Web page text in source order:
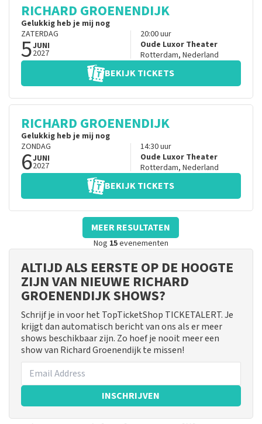
RICHARD GROENENDIJK
Gelukkig heb je mij nog
ZATERDAG
5JUNI
2027
20:00uur
Oude Luxor Theater
Rotterdam, Nederland
BEKIJK TICKETS
RICHARD GROENENDIJK
Gelukkig heb je mij nog
ZONDAG
6JUNI
2027
14:30uur
Oude Luxor Theater
Rotterdam, Nederland
BEKIJK TICKETS
MEER RESULTATEN
Nog 15evenementen
ALTIJD ALS EERSTE OP DE HOOGTE
ZIJN VAN NIEUWE RICHARD
GROENENDIJK SHOWS?
Schrijf je in voor het TopTicketShop TICKETALERT. Je
krijgt dan automatisch bericht van ons als er meer
shows beschikbaar zijn. Zo hoef je nooit meer een
show van Richard Groenendijk te missen!
INSCHRIJVEN